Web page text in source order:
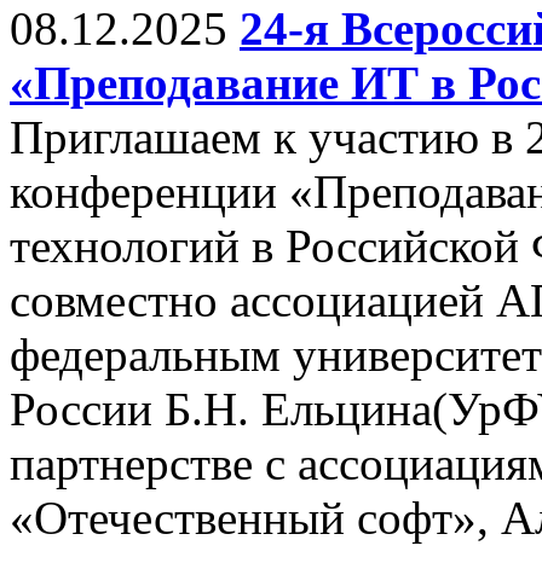
08.12.2025 24-я
«Преподавание ИТ в
Приглашаем к участию в
конференции
технологий в
совместно ассоциацией
федеральным
России Б.Н.
партнерстве с
«Отечественный софт»,